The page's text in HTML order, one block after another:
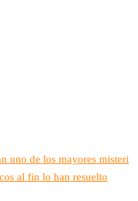
uno de los mayores misteri
al fin lo han resuelto